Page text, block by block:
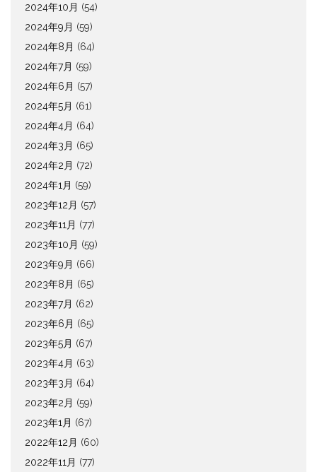
2024年10月 (54)
2024年9月 (59)
2024年8月 (64)
2024年7月 (59)
2024年6月 (57)
2024年5月 (61)
2024年4月 (64)
2024年3月 (65)
2024年2月 (72)
2024年1月 (59)
2023年12月 (57)
2023年11月 (77)
2023年10月 (59)
2023年9月 (66)
2023年8月 (65)
2023年7月 (62)
2023年6月 (65)
2023年5月 (67)
2023年4月 (63)
2023年3月 (64)
2023年2月 (59)
2023年1月 (67)
2022年12月 (60)
2022年11月 (77)